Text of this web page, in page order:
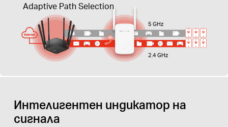
Adaptive Path Selection
5 GHz
2.4 GHz
Интелигентен индикатор на
сигнала